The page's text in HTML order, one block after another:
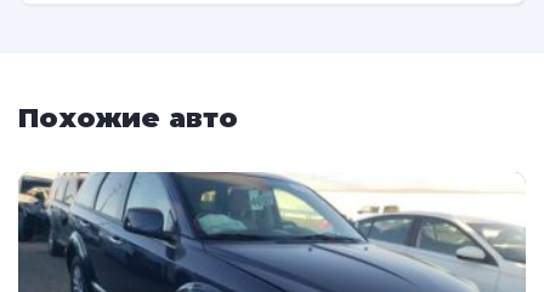
Похожие авто